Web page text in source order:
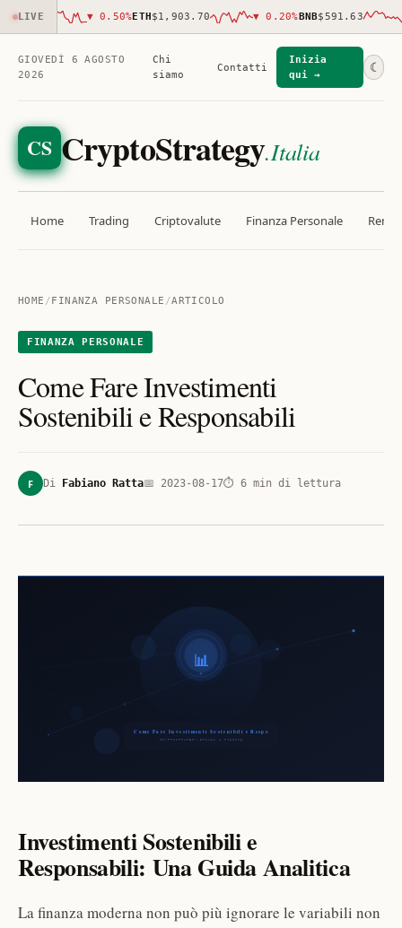
LIVE ▼ 0.50%ETH$1,903.70 ▼ 0.20%BNB$591.63 ▼
GIOVEDÌ 6 AGOSTO
2026
Chi
siamo
Contatti
Inizia
qui →
☾
CS CryptoStrategy.Italia
Home Trading Criptovalute Finanza Personale
HOME /FINANZA PERSONALE /ARTICOLO
FINANZA PERSONALE
Come Fare Investimenti
Sostenibili e Responsabili
F Di Fabiano Ratta📅 2023-08-17⏱ 6 min di lettura
Investimenti Sostenibili e
Responsabili: Una Guida Analitica
La finanza moderna non può più ignorare le variabili non